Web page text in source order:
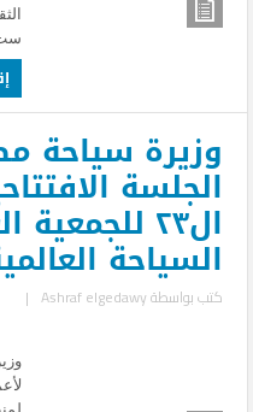
وزيرة سياحة
الجلسة
ال٢٣
السياحة
كتب بواسطةAshraf elgedawy
|